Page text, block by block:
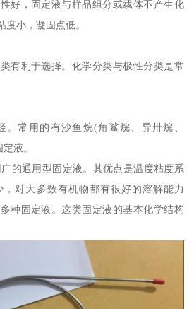
好，固定液与样品组分或载体不产生化
小，凝固点低。
有利于选择。化学分类与极性分类是常
常用的有沙鱼烷(角鲨烷、异卅烷、
液。
的通用型固定液。其优点是温度粘度系
对大多数有机物都有很好的溶解能力
种固定液。这类固定液的基本化学结构